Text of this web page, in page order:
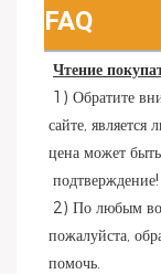
FAQ
Чтение
сайте, является
цена может
подтверждение!
пожалуйста,
помочь.